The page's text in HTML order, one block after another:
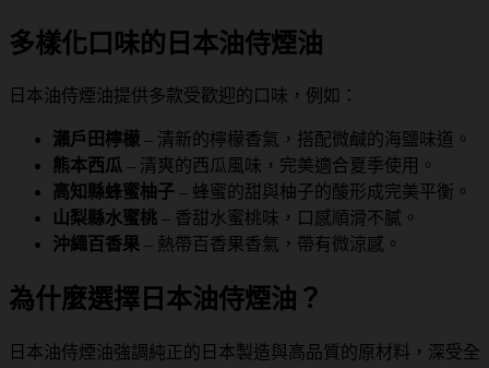
多樣化口味的日本油侍煙油
日本油侍煙油提供多款受歡迎的口味，例如：
瀨戶田檸檬 – 清新的檸檬香氣，搭配微鹹的海鹽味道。
熊本西瓜 – 清爽的西瓜風味，完美適合夏季使用。
高知縣蜂蜜柚子 – 蜂蜜的甜與柚子的酸形成完美平衡。
山梨縣水蜜桃 – 香甜水蜜桃味，口感順滑不膩。
沖繩百香果 – 熱帶百香果香氣，帶有微涼感。
為什麼選擇日本油侍煙油？
日本油侍煙油強調純正的日本製造與高品質的原材料，深受全